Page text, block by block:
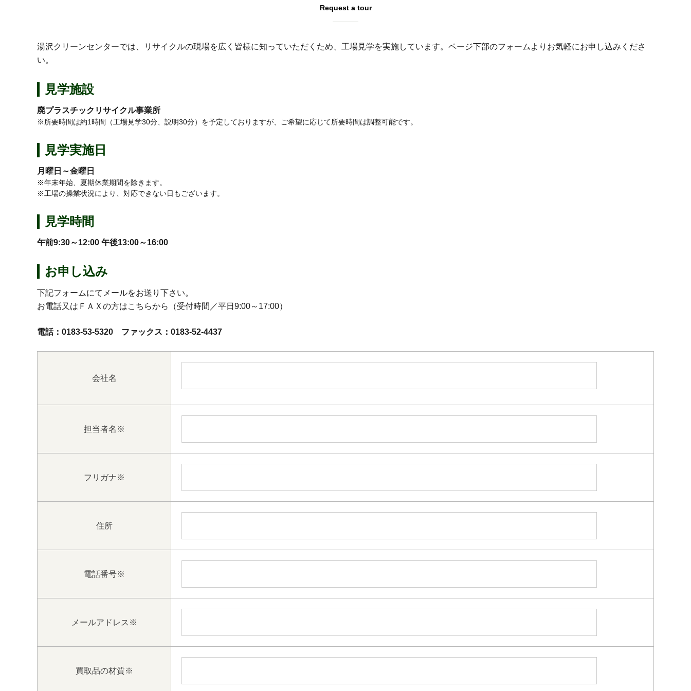
Request a tour
湯沢クリーンセンターでは、リサイクルの現場を広く皆様に知っていただくため、工場見学を実施しています。ページ下部のフォームよりお気軽にお申し込みくださ
い。
見学施設
廃プラスチックリサイクル事業所
※所要時間は約1時間（工場見学30分、説明30分）を予定しておりますが、ご希望に応じて所要時間は調整可能です。
見学実施日
月曜日～金曜日
※年末年始、夏期休業期間を除きます。
※工場の操業状況により、対応できない日もございます。
見学時間
午前9:30～12:00 午後13:00～16:00
お申し込み
下記フォームにてメールをお送り下さい。
お電話又はＦＡＸの方はこちらから（受付時間／平日9:00～17:00）
電話：0183-53-5320 ファックス：0183-52-4437
会社名
担当者名 ※
フリガナ※
住所
電話番号※
メールアドレス ※
買取品の材質※